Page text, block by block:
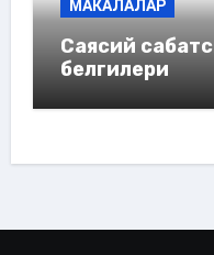
МАКАЛАЛАР
Саясий
белгилери